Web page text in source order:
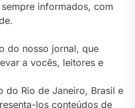
informados, com
do nosso jornal, que
a vocês, leitores e
do Rio de Janeiro, Brasil e
los conteúdos de